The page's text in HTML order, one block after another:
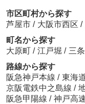
市区町村から探す
芦屋市 / 大阪市西区 /
町名から探す
大原町 / 江戸堀 / 三
路線から探す
阪急神戸本線 / 東海
京阪電鉄中之島線 /
阪急甲陽線 / 神戸高